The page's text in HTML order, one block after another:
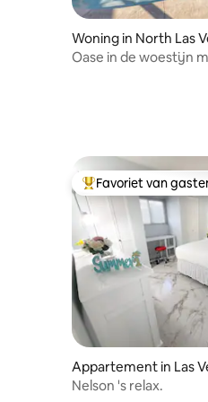
Woning in North Las
Oase in de woestijn
Topfavoriet van
Favoriet van
Appartement in Las
Nelson 's relax.